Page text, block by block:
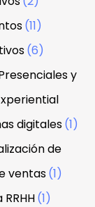
(11)
(6)
y
digitales(1)
de
ventas(1)
(1)